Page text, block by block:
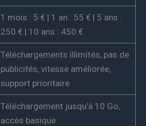
1 mois : 5 € | 1 an : 55 € | 5 ans :
250 € | 10 ans : 450 €
Téléchargements illimités, pas de
publicités, vitesse améliorée,
support prioritaire
Téléchargement jusqu’à 10 Go,
accès basique